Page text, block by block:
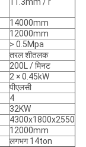
11.3mm / r
14000mm
12000mm
> 0.5Mpa
तरल शीतलक
200L / मिनट
2 × 0.45kW
पीएलसी
4
32KW
4300x1800x2550
12000mm
लगभग 14ton